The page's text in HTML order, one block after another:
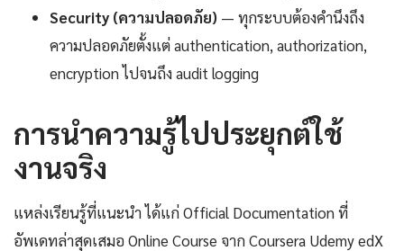
Security (ความปลอดภัย) — ทุกระบบต้องคำนึงถึง
ความปลอดภัยตั้งแต่ authentication, authorization,
encryption ไปจนถึง audit logging
การนำความรู้ไปประยุกต์ใช้
งานจริง
แหล่งเรียนรู้ที่แนะนำ ได้แก่ Official Documentation ที่
อัพเดทล่าสุดเสมอ Online Course จาก Coursera Udemy edX